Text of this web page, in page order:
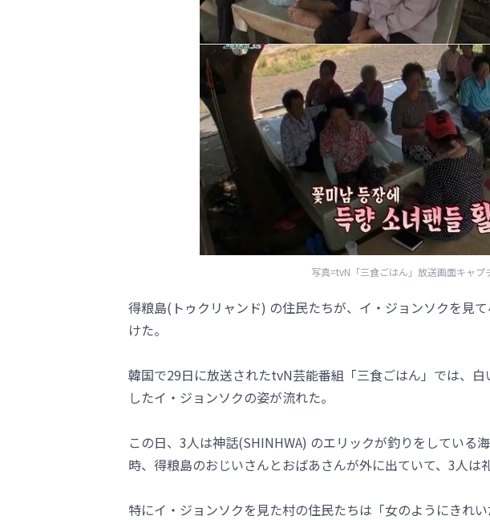
写真=tvN「三食ごはん」放送画面キャプ
得粮島(トゥクリャンド) の住民たちが、イ・ジョンソクを見
けた。
韓国で29日に放送されたtvN芸能番組「三食ごはん」では、
したイ・ジョンソクの姿が流れた。
この日、3人は神話(SHINHWA) のエリックが釣りをしている
時、得粮島のおじいさんとおばあさんが外に出ていて、3人は
特にイ・ジョンソクを見た村の住民たちは「女のようにきれ